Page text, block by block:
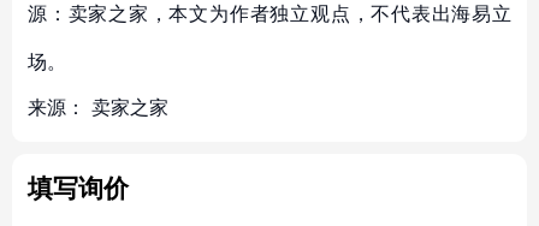
源：卖家之家，本文为作者独立观点，不代表出海易立
场。
来源： 卖家之家
填写询价